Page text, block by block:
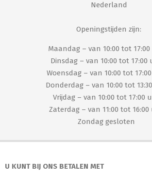
Nederland
Openingstijden zijn:
Maandag – van 10:00 tot
Dinsdag – van 10:00 tot 17:00
Woensdag – van 10:00 tot
Donderdag – van 10:00 tot
Vrijdag – van 10:00 tot 17:00
Zaterdag – van 11:00 tot
Zondag gesloten
U KUNT BIJ ONS BETALEN MET